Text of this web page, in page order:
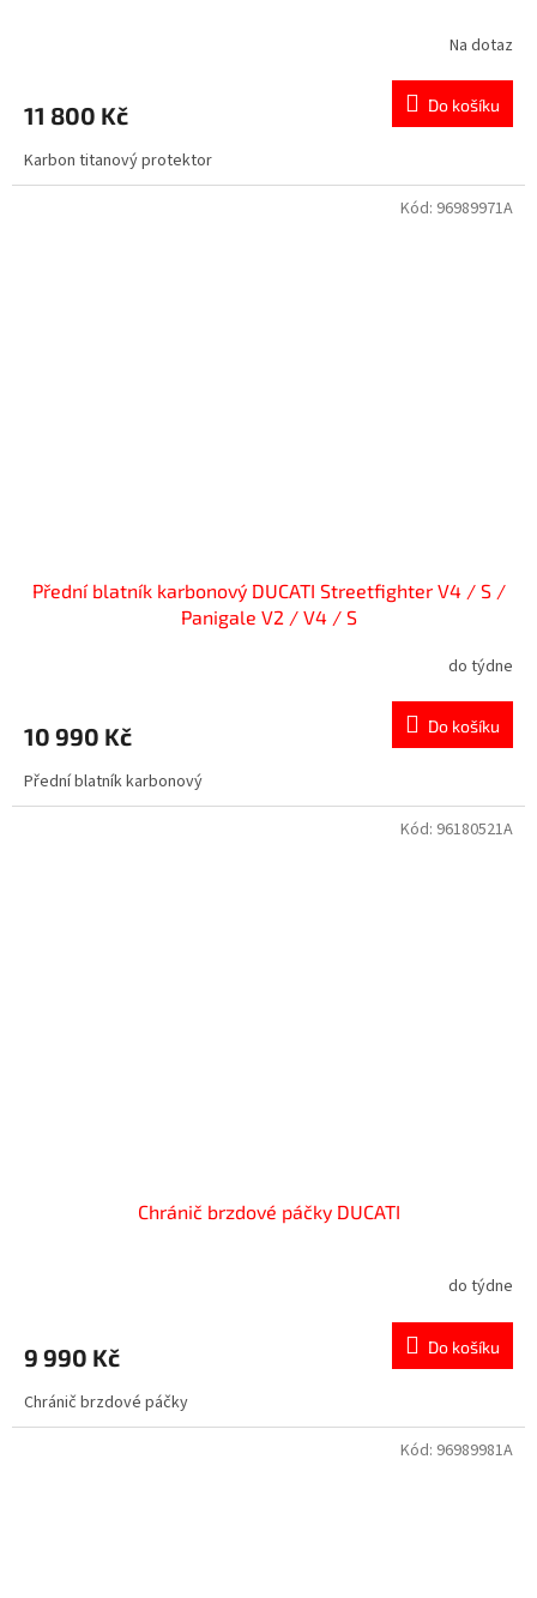
Na dotaz
11 800 Kč Do košíku
Karbon titanový protektor
Přední blatník karbonový DUCATI Streetfighter V4 / S /
Panigale V2 / V4 / S
do týdne
10 990 Kč Do košíku
Přední blatník karbonový
Kód: 96989971A
Chránič brzdové páčky DUCATI
do týdne
9 990 Kč Do košíku
Chránič brzdové páčky
Kód: 96180521A
Kód: 96989981A